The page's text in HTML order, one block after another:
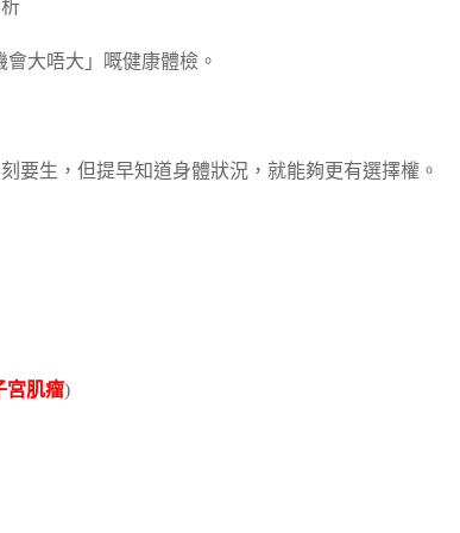
大唔大」嘅健康體檢。
要生，但提早知道身體狀況，就能夠更有選擇權。
宮肌瘤)